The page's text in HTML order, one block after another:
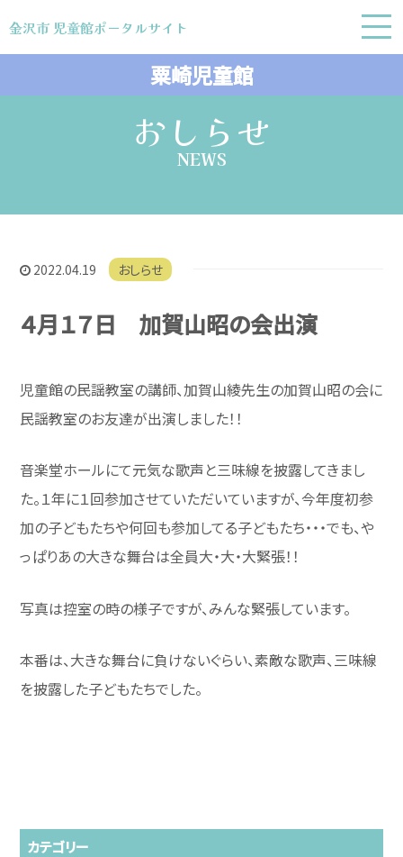
金沢市 児童館ポータルサイト
金沢市 児童館ポータルサイト
おしらせ
NEWS
2022.04.19 おしらせ
４月１７日 加賀山昭の会出演
児童館の民謡教室の講師、加賀山綾先生の加賀山昭の会に
民謡教室のお友達が出演しました！！
音楽堂ホールにて元気な歌声と三味線を披露してきまし
た。１年に１回参加させていただいていますが、今年度初参
加の子どもたちや何回も参加してる子どもたち・・・でも、や
っぱりあの大きな舞台は全員大・大・大緊張！！
写真は控室の時の様子ですが、みんな緊張しています。
本番は、大きな舞台に負けないぐらい、素敵な歌声、三味線
を披露した子どもたちでした。
カテゴリー
粟崎児童館